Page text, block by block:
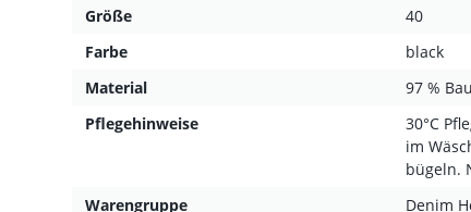
Größe
40
Farbe
black
Material
97 %
Pflegehinweise
30°C
im
bügeln.
Warengruppe
Denim